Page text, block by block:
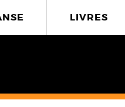
LIVRES